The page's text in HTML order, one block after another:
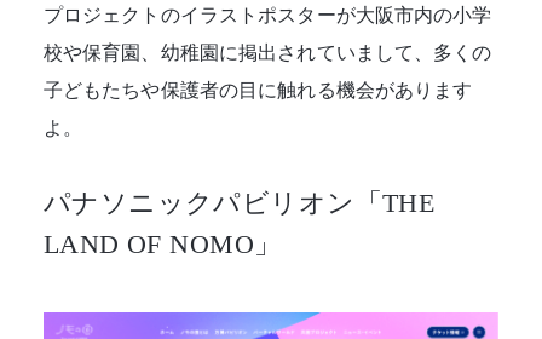
プロジェクトのイラストポスターが大阪市内の小学
校や保育園、幼稚園に掲出されていまして、多くの
子どもたちや保護者の目に触れる機会があります
よ。
パナソニックパビリオン「THE
LAND OF NOMO」